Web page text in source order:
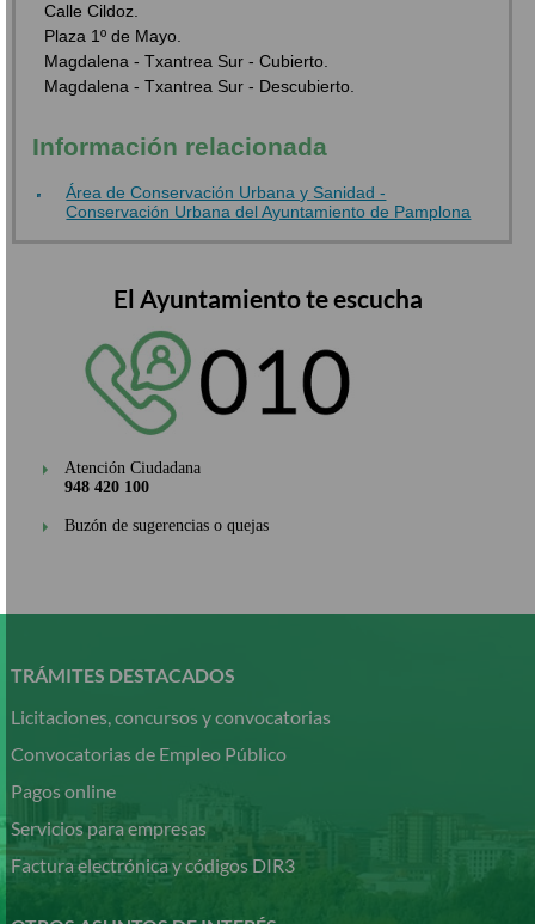
Calle Cildoz.
Plaza 1º de Mayo.
Magdalena - Txantrea Sur - Cubierto.
Magdalena - Txantrea Sur - Descubierto.
Información relacionada
Área de Conservación Urbana y Sanidad -
Conservación Urbana del Ayuntamiento de Pamplona
El Ayuntamiento te escucha
Atención Ciudadana
948 420 100
Buzón de sugerencias o quejas
contenido
TRÁMITES DESTACADOS
Licitaciones, concursos y convocatorias
Convocatorias de Empleo Público
Pagos online
Servicios para empresas
Factura electrónica y códigos DIR3